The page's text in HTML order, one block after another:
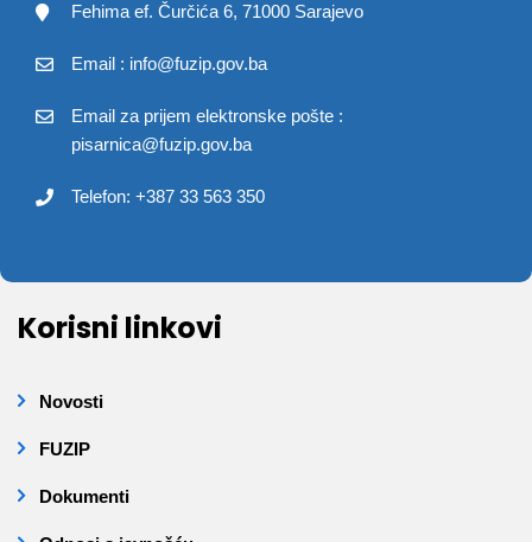
Fehima ef. Čurčića 6, 71000 Sarajevo
Email : info@fuzip.gov.ba
Email za prijem elektronske pošte :
pisarnica@fuzip.gov.ba
Telefon: +387 33 563 350
Korisni linkovi
Novosti
FUZIP
Dokumenti